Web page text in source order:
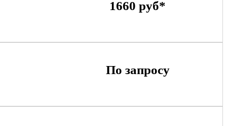
1660 руб*
По запросу